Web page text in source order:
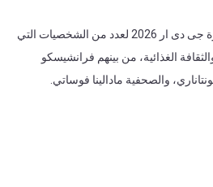
وخلال المناسبة، سيتم منح جائزة جى دى ار 2026 لعدد من الشخصيات التي
الغذائية، من بينهم فرانشيسكو
والصحفية مادالينا فوساتي.